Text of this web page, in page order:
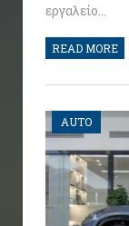
εργαλείο…
READ MORE
AUTO